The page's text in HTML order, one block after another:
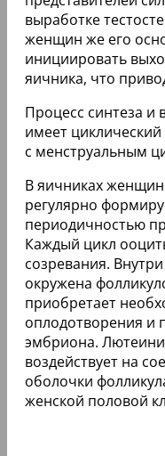
выработке
женщин же его
инициировать
яичника, что
Процесс синтеза и
имеет
с менструальным
В яичниках женщин
регулярно
периодичностью
Каждый цикл
созревания.
окружена
приобретает
оплодотворения и
эмбриона.
воздействует на
оболочки
женской половой